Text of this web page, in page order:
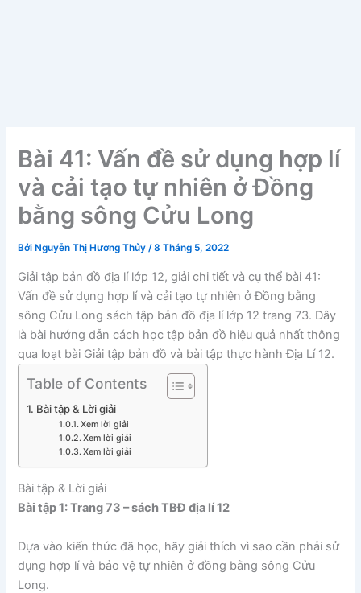
Bài 41: Vấn đề sử dụng hợp lí
và cải tạo tự nhiên ở Đồng
bằng sông Cửu Long
Bởi Nguyễn Thị Hương Thủy/8 Tháng 5, 2022
Giải tập bản đồ địa lí lớp 12, giải chi tiết và cụ thể bài 41:
Vấn đề sử dụng hợp lí và cải tạo tự nhiên ở Đồng bằng
sông Cửu Long sách tập bản đồ địa lí lớp 12 trang 73. Đây
là bài hướng dẫn cách học tập bản đồ hiệu quả nhất thông
qua loạt bài Giải tập bản đồ và bài tập thực hành Địa Lí 12.
Table of Contents
Bài tập & Lời giải
Xem lời giải
Xem lời giải
Xem lời giải
Bài tập & Lời giải
Bài tập 1: Trang 73 – sách TBĐ địa lí 12
Dựa vào kiến thức đã học, hãy giải thích vì sao cần phải sử
dụng hợp lí và bảo vệ tự nhiên ở đồng bằng sông Cửu
Long.